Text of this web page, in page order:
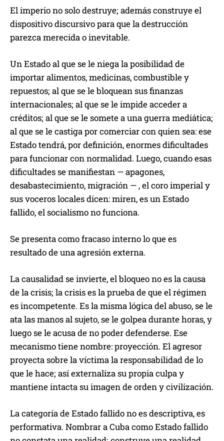
El imperio no solo destruye; además construye el
dispositivo discursivo para que la destrucción
parezca merecida o inevitable.
Un Estado al que se le niega la posibilidad de
importar alimentos, medicinas, combustible y
repuestos; al que se le bloquean sus finanzas
internacionales; al que se le impide acceder a
créditos; al que se le somete a una guerra mediática;
al que se le castiga por comerciar con quien sea: ese
Estado tendrá, por definición, enormes dificultades
para funcionar con normalidad. Luego, cuando esas
dificultades se manifiestan — apagones,
desabastecimiento, migración — , el coro imperial y
sus voceros locales dicen: miren, es un Estado
fallido, el socialismo no funciona.
Se presenta como fracaso interno lo que es
resultado de una agresión externa.
La causalidad se invierte, el bloqueo no es la causa
de la crisis; la crisis es la prueba de que el régimen
es incompetente. Es la misma lógica del abuso, se le
ata las manos al sujeto, se le golpea durante horas, y
luego se le acusa de no poder defenderse. Ese
mecanismo tiene nombre: proyección. El agresor
proyecta sobre la víctima la responsabilidad de lo
que le hace; así externaliza su propia culpa y
mantiene intacta su imagen de orden y civilización.
La categoría de Estado fallido no es descriptiva, es
performativa. Nombrar a Cuba como Estado fallido